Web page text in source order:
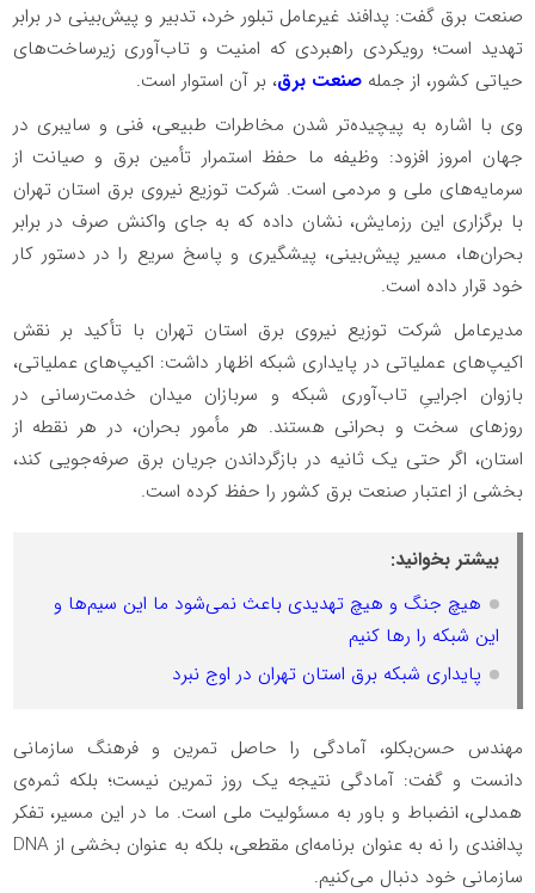
صنعت برق گفت: پدافند غیرعامل تبلور خرد، تدبیر و پیش‌بینی در برابر
تهدید است؛ رویکردی راهبردی که امنیت و تاب‌آوری زیرساخت‌های
حیاتی کشور، از جمله صنعت برق، بر آن استوار است.
وی با اشاره به پیچیده‌تر شدن مخاطرات طبیعی، فنی و سایبری در
جهان امروز افزود: وظیفه ما حفظ استمرار تأمین برق و صیانت از
سرمایه‌های ملی و مردمی است. شرکت توزیع نیروی برق استان تهران
با برگزاری این رزمایش، نشان داده که به جای واکنش صرف در برابر
بحران‌ها، مسیر پیش‌بینی، پیشگیری و پاسخ سریع را در دستور کار
خود قرار داده است.
مدیرعامل شرکت توزیع نیروی برق استان تهران با تأکید بر نقش
اکیپ‌های عملیاتی در پایداری شبکه اظهار داشت: اکیپ‌های عملیاتی،
بازوان اجراییِ تاب‌آوری شبکه و سربازان میدان خدمت‌رسانی در
روزهای سخت و بحرانی هستند. هر مأمور بحران، در هر نقطه از
استان، اگر حتی یک ثانیه در بازگرداندن جریان برق صرفه‌جویی کند،
بخشی از اعتبار صنعت برق کشور را حفظ کرده است.
بیشتر بخوانید:
️هیچ جنگ و هیچ تهدیدی باعث نمی‌شود ما این سیم‌ها و
این شبکه را رها کنیم
پایداری شبکه برق استان تهران در اوج نبرد
مهندس حسن‌بکلو، آمادگی را حاصل تمرین و فرهنگ سازمانی
دانست و گفت: آمادگی نتیجه یک روز تمرین نیست؛ بلکه ثمره‌ی
همدلی، انضباط و باور به مسئولیت ملی است. ما در این مسیر، تفکر
پدافندی را نه به عنوان برنامه‌ای مقطعی، بلکه به عنوان بخشی از DNA
سازمانی خود دنبال می‌کنیم.